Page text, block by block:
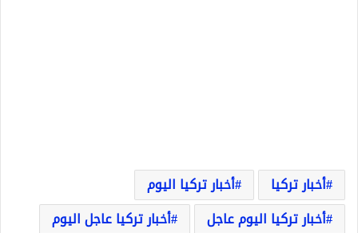
أخبار تركيا
أخبار تركيا اليوم
أخبار تركيا اليوم عاجل
أخبار تركيا عاجل اليوم